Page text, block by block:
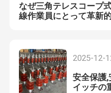
なぜ三角テレスコープ
線作業員にとって革新
2025-12-
安全保護
イッチの